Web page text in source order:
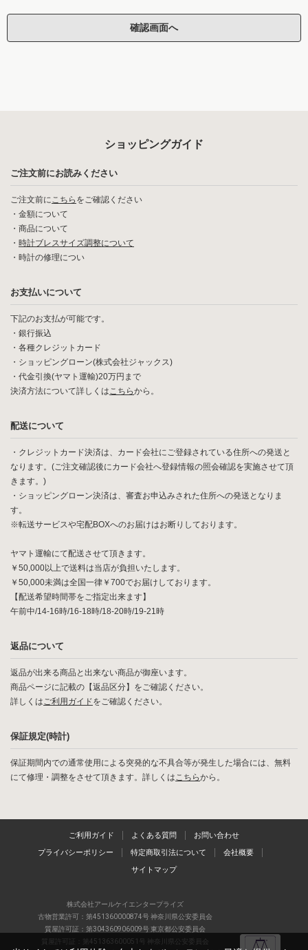
ショッピングガイド
ご注文前にお読みください
ご注文前にこちら をご確認ください
・ 金額について
・ 商品について
・ 時計ブレスサイズ調整について
・ 時計の修理につい
お支払いについて
下記のお支払が可能です。
・銀行振込
・各種クレジットカード
・ショッピングローン(株式会社ジャックス)
・代金引換(ヤマト運輸)20万円まで
決済方法について詳しくはこちらから。
配送について
・クレジットカード決済は、カード会社にご登録されている住所への発送と
なります。(ご注文確認後にカード会社へ登録情報の照会確認を実施させて頂
きます。)
・ショッピングローン決済は、審査お申込みされた住所への発送となりま
す。
※転送サービスや宅配BOXへのお届けはお断りしております。
ヤマト運輸にて配送させて頂きます。
￥50,000以上で送料は当店が負担いたします。
￥50,000未満は全国一律￥700でお届けしております。
【配送希望時間帯をご指定出来ます】
午前中/14-16時/16-18時/18-20時/19-21時
返品について
返品が出来る商品と出来ない商品が御座います。
商品ページに記載の【返品区分】をご確認ください。
詳しくはご利用ガイドをご確認ください。
保証規定(時計)
保証期間内での通常使用による突発的な不具合等が発生した場合には、無料
にて修理・調整をさせて頂きます。詳しくはこちらから。
ご利用ガイド よくある質問 お問い合わせ
プライバシーポリシー 特定商取引法について 会社概要
サイトマップ
株式会社アールケイエンタープライズ
古物営業許可：第451360000874号 神奈川県公安委員会
質屋許可証：第304360906009号 東京都公安委員会
質屋許可証：第451363600051号 神奈川県公安委員会